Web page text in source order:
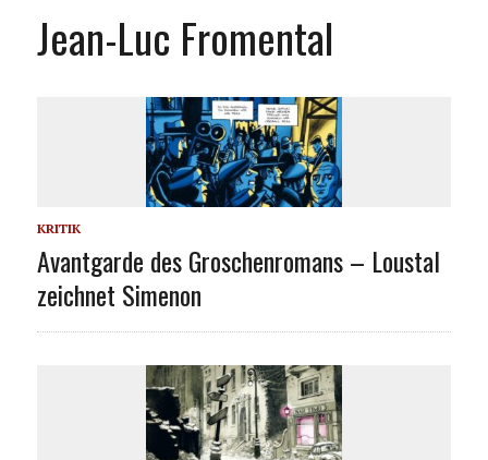
Jean-Luc Fromental
KRITIK
Avantgarde des Groschenromans – Loustal
zeichnet Simenon